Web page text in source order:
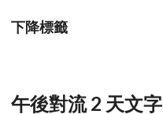
下降標籤
午後對流 2 天文字